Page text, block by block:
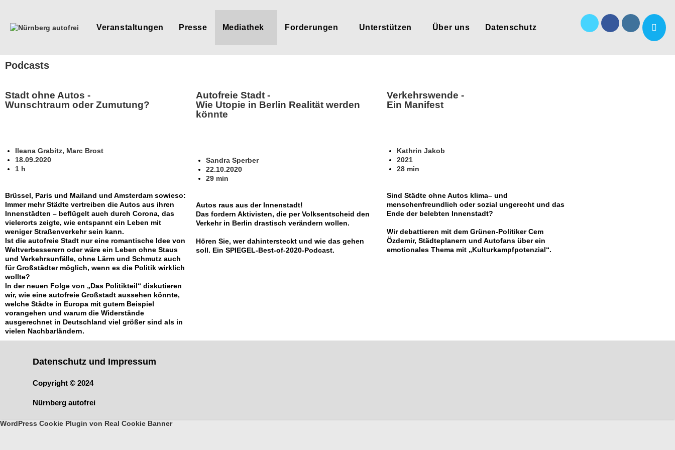
Veranstaltungen Presse Mediathek Forderungen Unterstützen Über uns Datenschutz
Podcasts
Stadt ohne Autos -
Wunschtraum oder Zumutung?
Ileana Grabitz, Marc Brost
18.09.2020
1 h
Brüssel, Paris und Mailand und Amsterdam sowieso:
Immer mehr Städte vertreiben die Autos aus ihren
Innenstädten – beflügelt auch durch Corona, das
vielerorts zeigte, wie entspannt ein Leben mit
weniger Straßenverkehr sein kann.
Ist die autofreie Stadt nur eine romantische Idee von
Weltverbesserern oder wäre ein Leben ohne Staus
und Verkehrsunfälle, ohne Lärm und Schmutz auch
für Großstädter möglich, wenn es die Politik wirklich
wollte?
In der neuen Folge von „Das Politikteil“ diskutieren
wir, wie eine autofreie Großstadt aussehen könnte,
welche Städte in Europa mit gutem Beispiel
vorangehen und warum die Widerstände
ausgerechnet in Deutschland viel größer sind als in
vielen Nachbarländern.
Autofreie Stadt-
Wie Utopie in Berlin Realität werden
könnte
Sandra Sperber
22.10.2020
29 min
Autos raus aus der Innenstadt!
Das fordern Aktivisten, die per Volksentscheid den
Verkehr in Berlin drastisch verändern wollen.
Hören Sie, wer dahintersteckt und wie das gehen
soll. Ein SPIEGEL-Best-of-2020-Podcast.
Verkehrswende -
Ein Manifest
Kathrin Jakob
2021
28 min
Sind Städte ohne Autos klima– und
menschenfreundlich oder sozial ungerecht und das
Ende der belebten Innenstadt?
Wir debattieren mit dem Grünen-Politiker Cem
Özdemir, Städteplanern und Autofans über ein
emotionales Thema mit „Kulturkampfpotenzial“.
Datenschutz und Impressum
Copyright © 2024
Nürnberg autofrei
WordPress Cookie Plugin von Real Cookie Banner